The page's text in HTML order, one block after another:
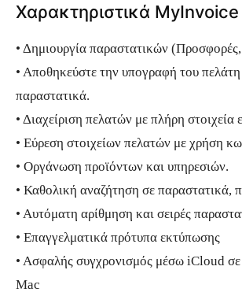
Χαρακτηριστικά MyInvoice
• Δημιουργία παραστατικών
• Αποθηκεύστε την υπογραφή του
παραστατικά.
• Διαχείριση πελατών με πλήρη στοιχεία
• Εύρεση στοιχείων πελατών με χρήση
• Οργάνωση προϊόντων και υπηρεσιών.
• Καθολική αναζήτηση σε παραστατικά,
• Αυτόματη αρίθμηση και σειρές
• Επαγγελματικά πρότυπα εκτύπωσης
• Ασφαλής συγχρονισμός μέσω iCloud
Mac